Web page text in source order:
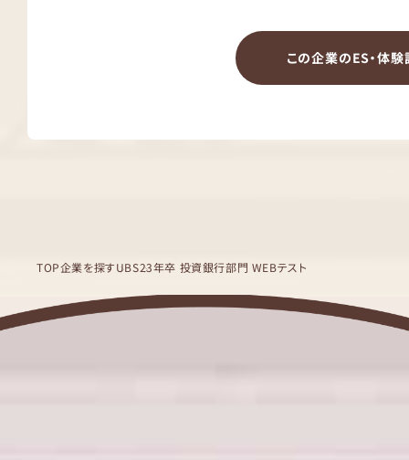
この企業のES・体験
TOP企業を探すUBS23年卒 投資銀行部門 WEBテスト